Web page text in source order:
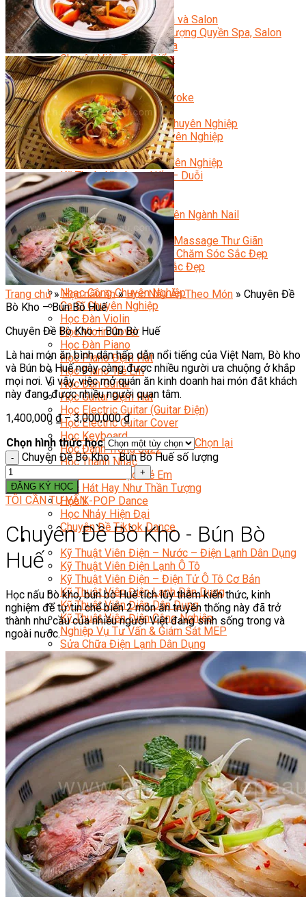
Quản Lý Spa
Khởi Sự Kinh Doanh Spa và Salon
Kinh Doanh Chuỗi và Nhượng Quyền Spa, Salon
Chăm Sóc Và Điều Trị Da
Chuyên Viên Trang Điểm
Trang Điểm Cô Dâu
Phun Xăm Thẩm Mỹ
Kỹ Thuật Tạo Sợi Hairstroke
Barber Chuyên Nghiệp
Kỹ Thuật Chải Bới Tóc Chuyên Nghiệp
Quản Lý Hair Salon Chuyên Nghiệp
Nối Mi Chuyên Nghiệp
Quản Lý Nail Salon Chuyên Nghiệp
Kỹ Thuật Nhuộm – Uốn – Duỗi
Nail Salon Định Cư
Kinh Doanh Nail Box
Train The Trainer – Chuyên Ngành Nail
Chăm Sóc Mẹ Và Bé
Gội Đầu Dưỡng Sinh Và Massage Thư Giãn
Marketing Online Ngành Chăm Sóc Sắc Đẹp
Chuyên Đề Chăm Sóc Sắc Đẹp
Âm Nhạc
Nhạc Công Chuyên Nghiệp
Ca Sĩ Chuyên Nghiệp
Học Đàn Violin
Học Violin Cover
Học Đàn Piano
Học Piano Đệm Hát
Học Piano Trẻ Em
Học Đàn Guitar
Học Guitar Đệm Hát
Học Electric Guitar (Guitar Điện)
Học Electric Guitar Cover
Học Keyboard
Học Đánh Trống Jazz
Học Thanh Nhạc
Học Thanh Nhạc Trẻ Em
Học Hát Hay Như Thần Tượng
Học K-POP Dance
Học Nhảy Hiện Đại
Chuyên Đề Tiktok Dance
Kỹ Thuật – Công Nghệ
Kỹ Thuật Viên Điện – Nước – Điện Lạnh Dân Dụng
Kỹ Thuật Viên Điện Lạnh Ô Tô
Kỹ Thuật Viên Điện – Điện Tử Ô Tô Cơ Bản
Kỹ Thuật Viên Điện Lạnh Dân Dụng
Kỹ Thuật Viên Điện Dân Dụng
Kỹ Thuật Viên Điện Công Nghiệp
Nghiệp Vụ Tư Vấn & Giám Sát MEP
Sửa Chữa Điện Lạnh Dân Dụng
Chuyên Viên Chẩn Đoán ECU
Kỹ Thuật Viên Đại Tu Hộp Số Tự Động Chuyên Sâu
Kỹ Thuật Quấn Dây Và Sửa Chữa Máy Điện
Thiết Kế Lắp Đặt Hệ Thống Điện Năng Lượng Mặt
Trời
Kỹ Thuật Viên Điện Tử Chuyên Ngành Điện – Điện
Lạnh Dân Dụng
Ngành Khác
Quản Trị & Phát Triển Doanh Nghiệp
Giám Đốc Nhân Sự Chuyên Nghiệp
Quản Lý Cấp Trung Chuyên Nghiệp
Công Nghệ Thông Tin
Chuyên Viên Quản Trị Vận Hành Hệ Thống
An Ninh Mạng (Network Security)
Chuyên Viên Quản Trị Hệ Thống Và An Ninh
Mạng
Quản Trị Hệ Thống Linux
Quản Trị Vận Hành Microsoft Azure
Data Analyst (Phân Tích Dữ Liệu)
Trang chủ » Học nấu ăn » Học Nấu Ăn Theo Món » Chuyên Đề
Bò Kho – Bún Bò Huế
Chuyên Đề Bò Kho – Bún Bò Huế
Là hai món ăn bình dân hấp dẫn nổi tiếng của Việt Nam, Bò kho
và Bún bò Huế ngày càng được nhiều người ưa chuộng ở khắp
mọi nơi. Vì vậy, việc mở quán ăn kinh doanh hai món đắt khách
này đang được nhiều người quan tâm.
1,400,000 ₫–3,000,000₫
Chọn hình thức học
Chọn lại
Chuyên Đề Bò Kho - Bún Bò Huế số lượng
ĐĂNG KÝ HỌC
TÔI CẦN TƯ VẤN
Chuyên Đề Bò Kho - Bún Bò
Huế
Học nấu bò kho, bún bò Huế tích lũy thêm kiến thức, kinh
nghiệm để tự tin chế biến 2 món ăn truyền thống này đã trở
thành nhu cầu của nhiều người Việt đang sinh sống trong và
ngoài nước.